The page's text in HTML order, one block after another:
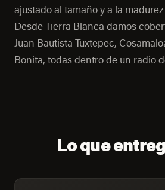
ajustado al tamaño y a la
Desde Tierra Blanca damos
Juan Bautista Tuxtepec,
Bonita, todas dentro de un radio
Lo que